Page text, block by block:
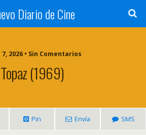
Diario de Cine
7, 2026 • Sin Comentarios
Topaz (1969)
Pin Envía SMS